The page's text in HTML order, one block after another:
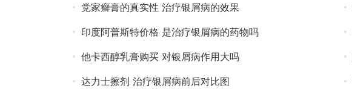
党家癣膏的真实性 治疗银屑病的效果
印度阿普斯特价格 是治疗银屑病的药物吗
他卡西醇乳膏购买 对银屑病作用大吗
达力士擦剂 治疗银屑病前后对比图